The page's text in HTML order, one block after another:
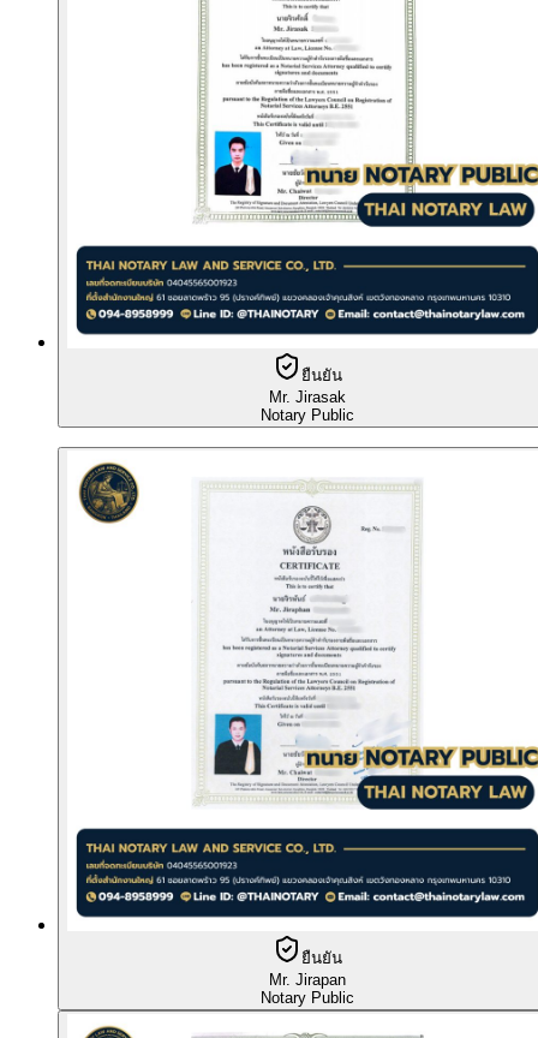
ยืนยัน
Mr. Jirasak
Notary Public
ยืนยัน
Mr. Jirapan
Notary Public